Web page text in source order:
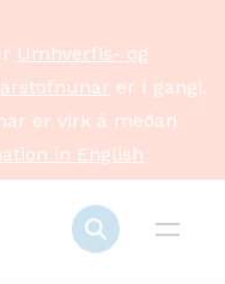
Umhverfis- og
er í gangi.
er virk á meðan
in English